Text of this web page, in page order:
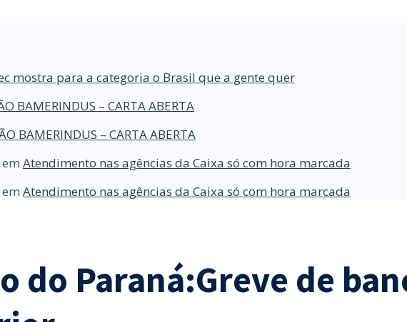
mostra para a categoria o Brasil que a gente quer
BAMERINDUS – CARTA ABERTA
BAMERINDUS – CARTA ABERTA
em Atendimento nas agências da Caixa só com hora marcada
em Atendimento nas agências da Caixa só com hora marcada
do Paraná:Greve de